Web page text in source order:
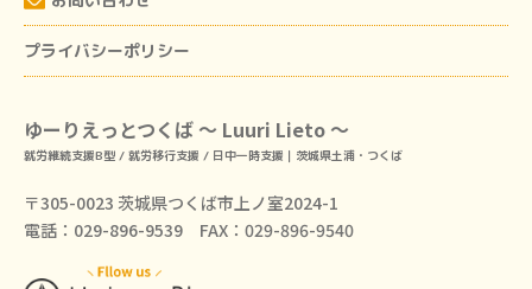
プライバシーポリシー
ゆーりえっとつくば ～ Luuri Lieto ～
就労継続支援B型 / 就労移行支援 / 日中一時支援｜茨城県土浦・つくば
〒305-0023 茨城県つくば市上ノ室2024-1
電話：029-896-9539 FAX：029-896-9540